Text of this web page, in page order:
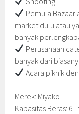
Pemula Bazaar
market dulu atau
banyak
Perusahaan
banyak dari
Acara piknik
Merek: Miyako
Kapasitas Beras: 6